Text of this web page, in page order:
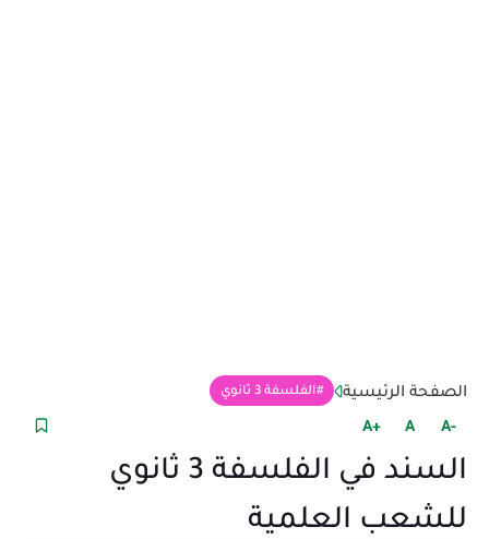
الصفحة الرئيسية الفلسفة 3 ثانوي
+A A -A
السند في الفلسفة 3 ثانوي
للشعب العلمية